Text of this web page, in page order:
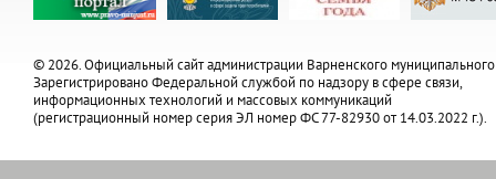
© 2026. Официальный сайт администрации Варненского муниципального
Зарегистрировано Федеральной службой по надзору в сфере связи,
информационных технологий и массовых коммуникаций
(регистрационный номер серия ЭЛ номер ФС 77-82930 от 14.03.2022 г.).